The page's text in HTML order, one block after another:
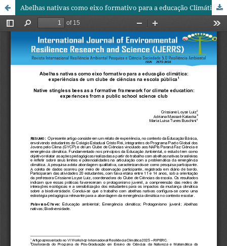
Abelhas nativas como eixo formativo para a educação Climática: experiências de um Clube de Ciências na escola pública